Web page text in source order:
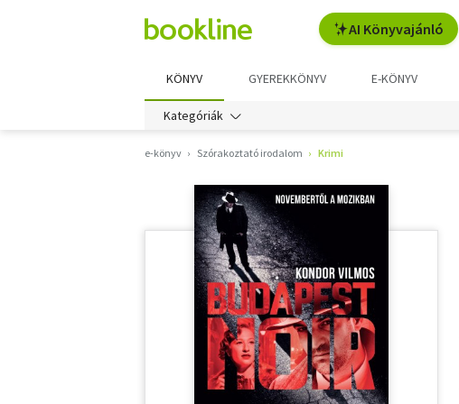
AI Könyvajánló
KÖNYV GYEREKKÖNYV E-KÖNYV
Kategóriák
e-könyv Szórakoztató irodalom Krimi